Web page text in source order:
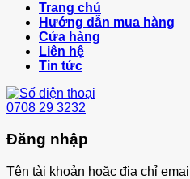
Trang chủ
Hướng dẫn mua hàng
Cửa hàng
Liên hệ
Tin tức
0708 29 3232
Đăng nhập
Tên tài khoản hoặc địa chỉ email